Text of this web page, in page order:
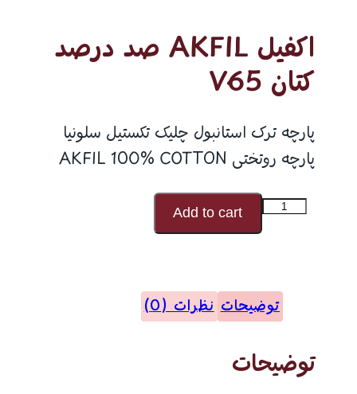
اکفیل AKFIL صد درصد
کتان V65
پارچه ترک استانبول چلیک تکستیل سلونیا
پارچه روتختی AKFIL 100% COTTON
اکفیل
عدد
Add to cart
توضیحات نظرات (0)
توضیحات